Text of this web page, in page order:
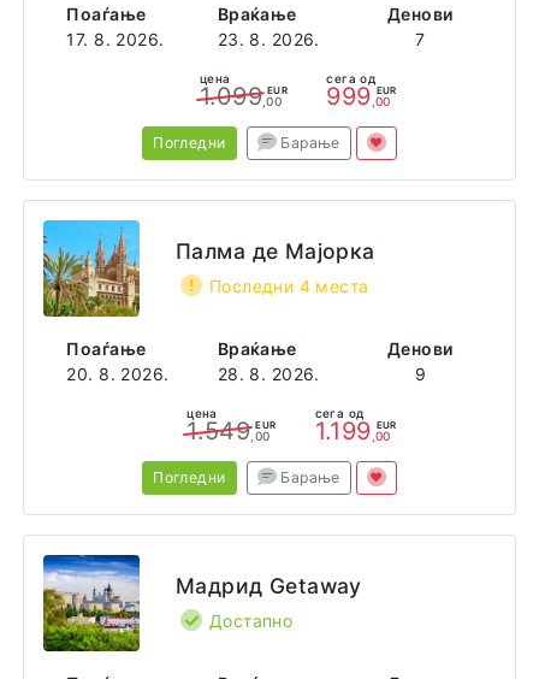
Поаѓање
17. 8. 2026.
Враќање
23. 8. 2026.
Денови
7
цена
1.099 EUR
,00
сега од
999 EUR
,00
Погледни Барање
Поаѓање
20. 8. 2026.
Враќање
28. 8. 2026.
Денови
9
Палма де Мајорка
Последни 4 места
цена
1.549 EUR
,00
сега од
1.199 EUR
,00
Погледни Барање
Мадрид Getaway
Достапно